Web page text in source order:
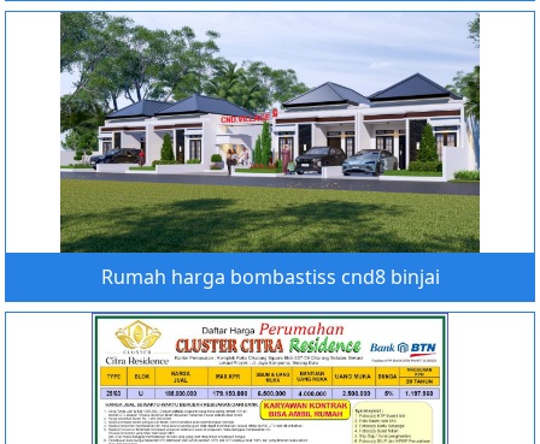
Rumah harga bombastiss cnd8 binjai